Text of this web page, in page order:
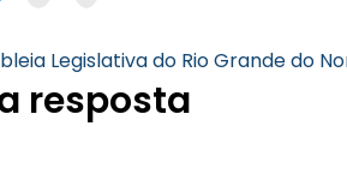
Legislativa do Rio Grande do
resposta